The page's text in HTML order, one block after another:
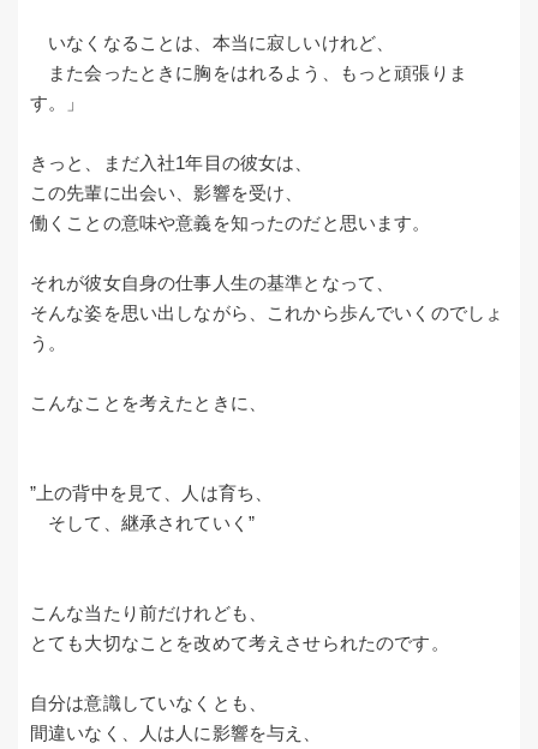
いなくなることは、本当に寂しいけれど、
また会ったときに胸をはれるよう、もっと頑張りま
す。」
きっと、まだ入社1年目の彼女は、
この先輩に出会い、影響を受け、
働くことの意味や意義を知ったのだと思います。
それが彼女自身の仕事人生の基準となって、
そんな姿を思い出しながら、これから歩んでいくのでしょ
う。
こんなことを考えたときに、
”上の背中を見て、人は育ち、
そして、継承されていく”
こんな当たり前だけれども、
とても大切なことを改めて考えさせられたのです。
自分は意識していなくとも、
間違いなく、人は人に影響を与え、